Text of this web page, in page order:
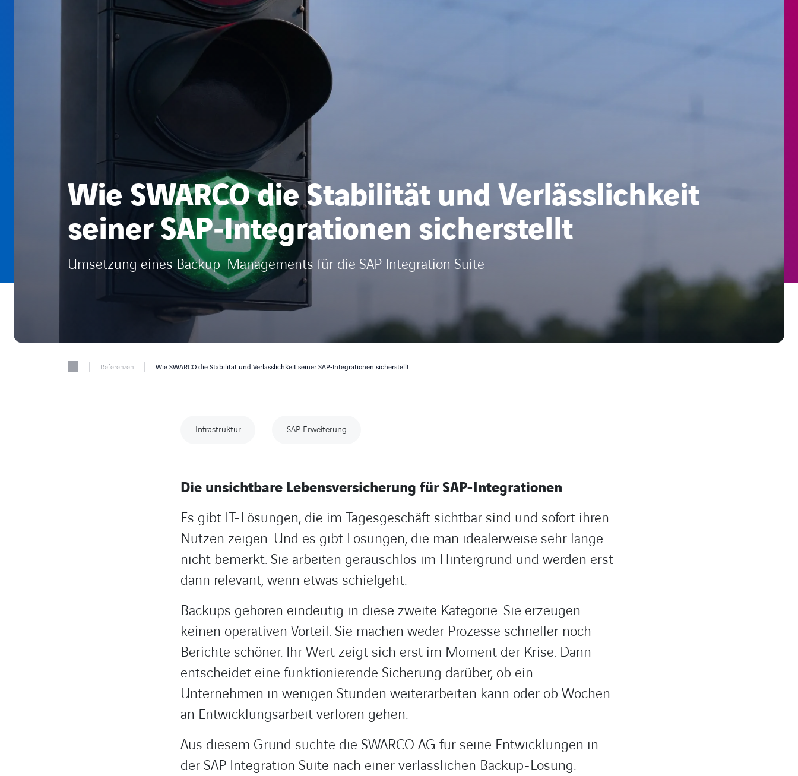
Wie SWARCO die Stabilität und Verlässlichkeit
seiner SAP‑Integrationen sicherstellt
Umsetzung eines Backup-Managements für die SAP Integration Suite
Referenzen Wie SWARCO die Stabilität und Verlässlichkeit seiner SAP‑Integrationen sicherstellt
Infrastruktur SAP Erweiterung
Die unsichtbare Lebensversicherung für SAP-Integrationen
Es gibt IT-Lösungen, die im Tagesgeschäft sichtbar sind und sofort ihren
Nutzen zeigen. Und es gibt Lösungen, die man idealerweise sehr lange
nicht bemerkt. Sie arbeiten geräuschlos im Hintergrund und werden erst
dann relevant, wenn etwas schiefgeht.
Backups gehören eindeutig in diese zweite Kategorie. Sie erzeugen
keinen operativen Vorteil. Sie machen weder Prozesse schneller noch
Berichte schöner. Ihr Wert zeigt sich erst im Moment der Krise. Dann
entscheidet eine funktionierende Sicherung darüber, ob ein
Unternehmen in wenigen Stunden weiterarbeiten kann oder ob Wochen
an Entwicklungsarbeit verloren gehen.
Aus diesem Grund suchte die SWARCO AG für seine Entwicklungen in
der SAP Integration Suite nach einer verlässlichen Backup-Lösung.